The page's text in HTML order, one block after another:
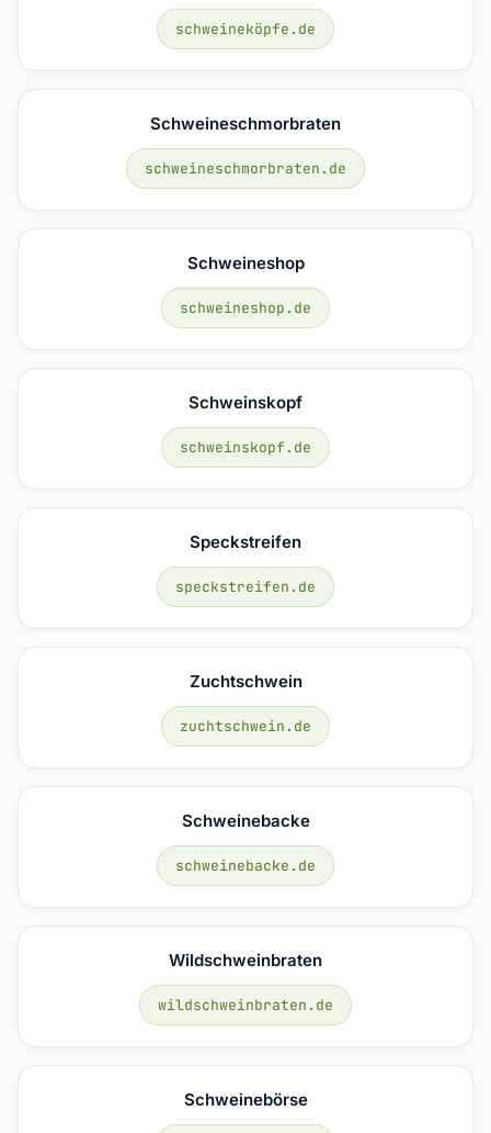
schweineköpfe.de
Schweineschmorbraten
schweineschmorbraten.de
Schweineshop
schweineshop.de
Schweinskopf
schweinskopf.de
Speckstreifen
speckstreifen.de
Zuchtschwein
zuchtschwein.de
Schweinebacke
schweinebacke.de
Wildschweinbraten
wildschweinbraten.de
Schweinebörse